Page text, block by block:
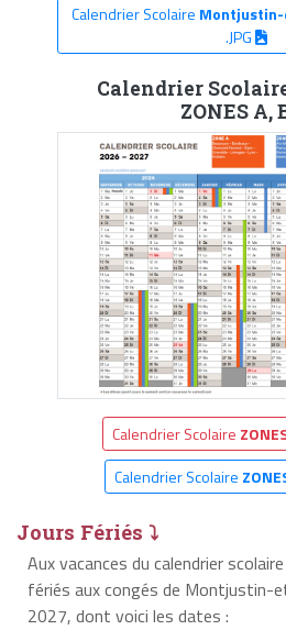
Calendrier Scolaire
.JPG
Calendrier
ZONES A,
Calendrier Scolaire
Calendrier Scolaire
Jours Fériés ⤵
Aux vacances du calendrier
fériés aux congés de
2027, dont voici les dates :